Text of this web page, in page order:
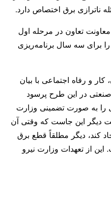
ناترازی برق اختصاص دارد.
تعاون در مرحله اول
برق را برای سه سال برنامه‌ریزی
و رفاه اجتماعی با بیان
در این طرح پرسود
را به صورت تضمینی وزارت
دیگر این جاست که وقتی آن
کند، دیگر مطلقاً قطع برق
از تعهدات وزارت نیرو